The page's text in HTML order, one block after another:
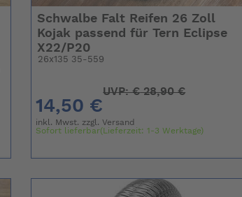
Schwalbe Falt Reifen 26 Zoll
Kojak passend für Tern Eclipse
X22/P20
26x135 35-559
14,50 €
UVP:€28,90 €
inkl. Mwst. zzgl.Versand
Sofort lieferbar(Lieferzeit: 1-3 Werktage)